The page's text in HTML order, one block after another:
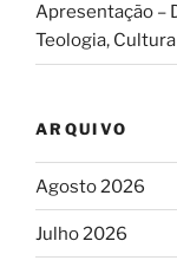
Apresentação –
Teologia,
ARQUIVO
Agosto 2026
Julho 2026